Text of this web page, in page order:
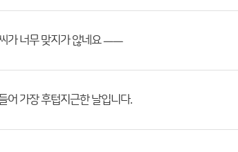
가 너무 맞지가 않네요 ㅡㅡ
어 가장 후텁지근한 날입니다.